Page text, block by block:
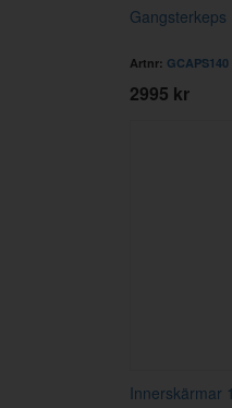
Artnr: GCAPS140
2995 kr
Innerskärmar